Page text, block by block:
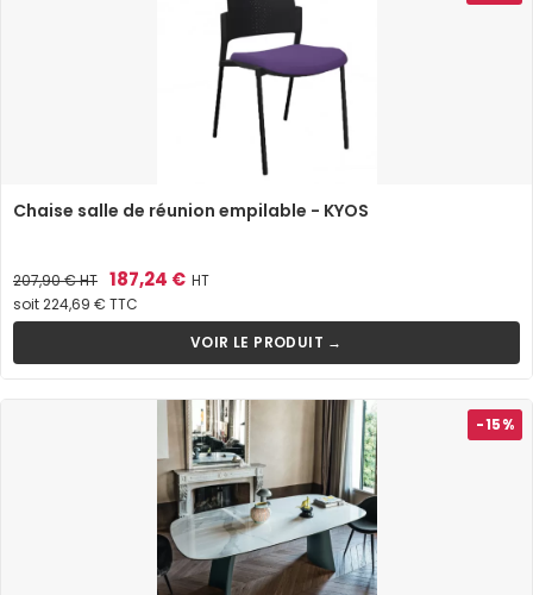
Chaise salle de réunion empilable - KYOS
Prix
de
base
207,90 €HT Prix
187,24 € HT
soit 224,69 € TTC
VOIR LE PRODUIT →
-15%